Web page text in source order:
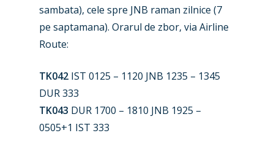
sambata), cele spre JNB raman zilnice (7
pe saptamana). Orarul de zbor, via Airline
Route:
TK042 IST 0125 – 1120 JNB 1235 – 1345
DUR 333
TK043 DUR 1700 – 1810 JNB 1925 –
0505+1 IST 333
Industry
Farnborough 2024
Trip Reports